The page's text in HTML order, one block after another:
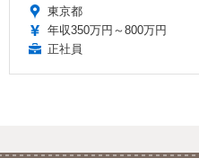
東京都
年収350万円～800万円
正社員